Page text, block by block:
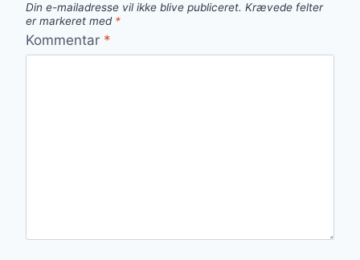
Din e-mailadresse vil ikke blive publiceret. Krævede felter
er markeret med *
Kommentar *